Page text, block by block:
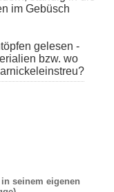
im Gebüsch
gelesen -
bzw. wo
seinem eigenen